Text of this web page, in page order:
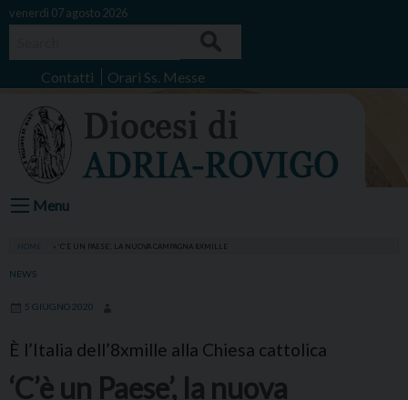
Skip
venerdì 07 agosto 2026
Contatti Orari Ss. Messe
Menu
HOME ‘C’È UN PAESE’, LA NUOVA CAMPAGNA 8XMILLE
NEWS
5 GIUGNO 2020
È l’Italia dell’8xmille alla Chiesa cattolica
‘C’è un Paese’, la nuova